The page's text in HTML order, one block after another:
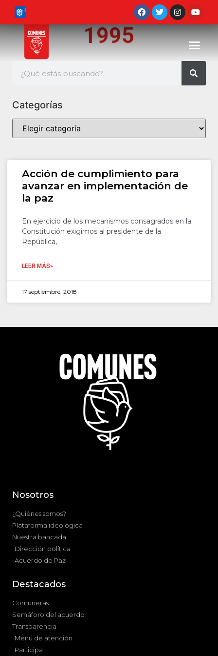
1995
Categorías
Acción de cumplimiento para
avanzar en implementación de
la paz
En ejercicio de los mecanismos consagrados en la
Constitución exigimos al presidente de la
República,
LEER MÁS»
17 septiembre, 2018
Nosotros
¿Quiénes somos?
Plataforma ideológica
Nuestra bancada
Dirección política
Acuerdo de Paz
Destacados
Comuneras
Semáforo del acuerdo
Transparencia
Menú de atención
Participa